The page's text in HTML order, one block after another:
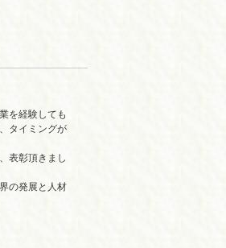
を経験しても
タイミングが
表彰頂きまし
の発展と人材